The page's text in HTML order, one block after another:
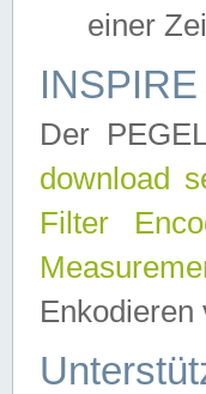
einer
Der
download
Filter
Enkodieren